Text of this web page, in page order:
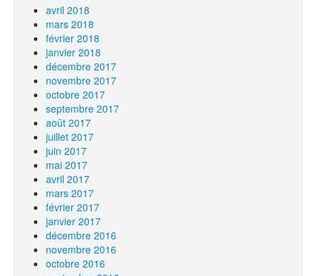
avril 2018
mars 2018
février 2018
janvier 2018
décembre 2017
novembre 2017
octobre 2017
septembre 2017
août 2017
juillet 2017
juin 2017
mai 2017
avril 2017
mars 2017
février 2017
janvier 2017
décembre 2016
novembre 2016
octobre 2016